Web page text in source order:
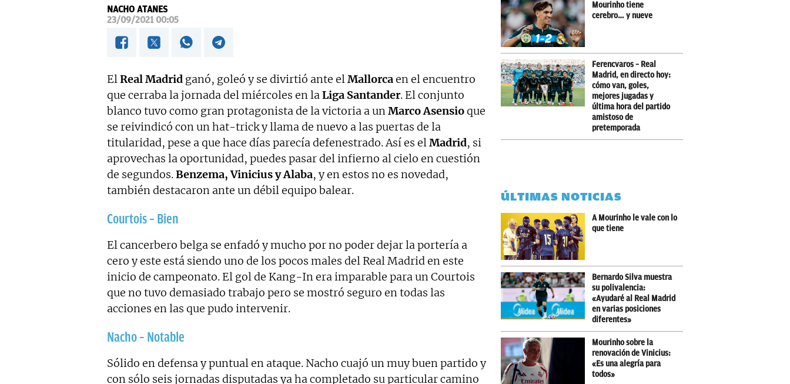
NACHO ATANES
23/09/2021 00:05
ElReal Madrid ganó, goleó y se divirtió ante elMallorcaen el encuentro
que cerraba la jornada del miércoles en laLiga Santander. El conjunto
blanco tuvo como gran protagonista de la victoria a unMarco Asensioque
se reivindicó con un hat-trick y llama de nuevo a las puertas de la
titularidad, pese a que hace días parecía defenestrado. Así es elMadrid, si
aprovechas la oportunidad, puedes pasar del infierno al cielo en cuestión
de segundos.Benzema, Vinicius y Alaba, y en estos no es novedad,
también destacaron ante un débil equipo balear.
Courtois – Bien
El cancerbero belga se enfadó y mucho por no poder dejar la portería a
cero y este está siendo uno de los pocos males del Real Madrid en este
inicio de campeonato. El gol de Kang-In era imparable para un Courtois
que no tuvo demasiado trabajo pero se mostró seguro en todas las
acciones en las que pudo intervenir.
Nacho – Notable
Sólido en defensa y puntual en ataque. Nacho cuajó un muy buen partido y
con sólo seis jornadas disputadas ya ha completado su particular camino
Mourinho tiene
cerebro… y nueve
Ferencvaros – Real
Madrid, en directo hoy:
cómo van, goles,
mejores jugadas y
última hora del partido
amistoso de
pretemporada
ÚLTIMAS NOTICIAS
A Mourinho le vale con lo
que tiene
Bernardo Silva muestra
su polivalencia:
«Ayudaré al Real Madrid
en varias posiciones
diferentes»
Mourinho sobre la
renovación de Vinicius:
«Es una alegría para
todos»